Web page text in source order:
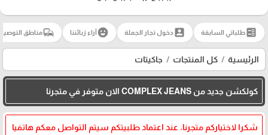
ballotطلباتي السابقة account_box دخول تجار الجملة emoji_emotionsآراء زبائننا commuteمناطق
الرئيسية كل المنتجات جاكيتات
كولكشن جديد من COMPLEX JEANS الان متوفر في متجرنا
شكرا لاختياركم متجرنا، عند اعتماد طلبيتكم سيتم التواصل معكم هاتفيا